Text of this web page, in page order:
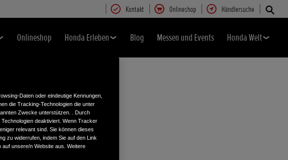
Kontakt Onlineshop Händlersuche
Onlineshop Honda Erleben Blog Messen und Events Honda Welt
Daten oder eindeutige Kennungen,
die Tracking-Technologien die unter
Zwecke unterstützen. . Durch
deaktiviert. Wenn Tracker
relevant sind. Sie können dieses
zu widerrufen, indem Sie auf den Link
unsere/n Website aus. Weitere